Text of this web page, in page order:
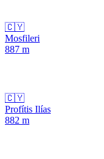
🇨🇾
Mosfileri
887 m
🇨🇾
Profítis Ilías
882 m